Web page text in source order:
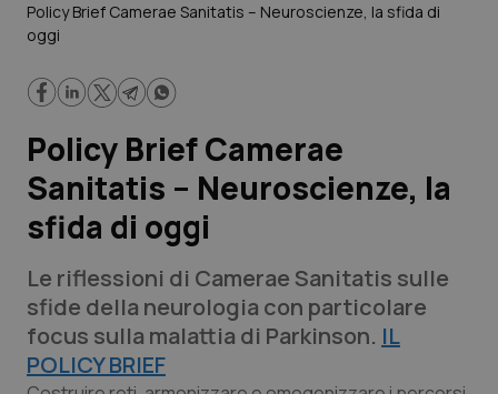
Governo e Parlamento
Regioni e Asl
Lavoro e Professioni
Scienza e Farmaci
Studi e Analisi
Lettere al direttore
Edizioni Regionali
Policy Brief Camerae Sanitatis – Neuroscienze, la sfida di
oggi
Policy Brief Camerae
Sanitatis – Neuroscienze, la
sfida di oggi
Le riflessioni di Camerae Sanitatis sulle
sfide della neurologia con particolare
focus sulla malattia di Parkinson. IL
POLICY BRIEF